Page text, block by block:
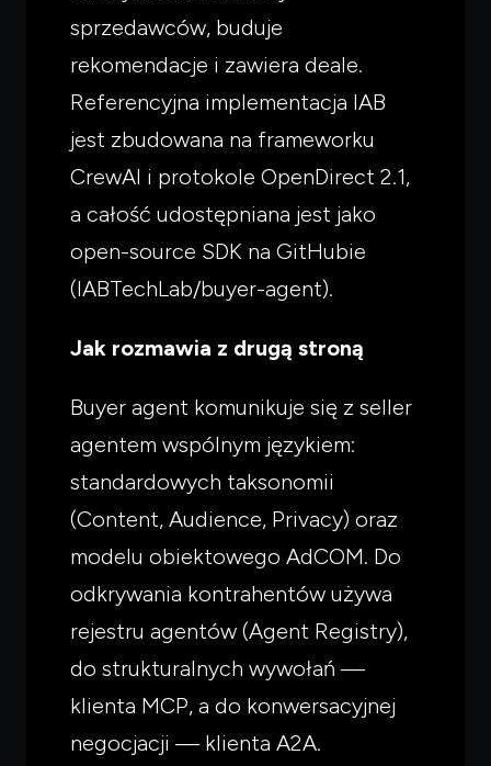
sprzedawców, buduje
rekomendacje i zawiera deale.
Referencyjna implementacja IAB
jest zbudowana na frameworku
CrewAI i protokole OpenDirect 2.1,
a całość udostępniana jest jako
open-source SDK na GitHubie
(IABTechLab/buyer-agent).
Jak rozmawia z drugą stroną
Buyer agent komunikuje się z seller
agentem wspólnym językiem:
standardowych taksonomii
(Content, Audience, Privacy) oraz
modelu obiektowego AdCOM. Do
odkrywania kontrahentów używa
rejestru agentów (Agent Registry),
do strukturalnych wywołań —
klienta MCP, a do konwersacyjnej
negocjacji — klienta A2A.
Czegoszukasz?
Powiedz czym się zajmujesz — pokażę co warto